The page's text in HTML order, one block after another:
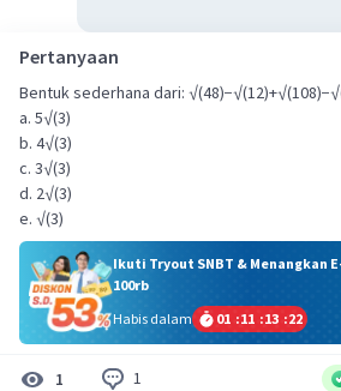
Pertanyaan
Bentuk sederhana dari:
a. 5√(3)
b. 4√(3)
c. 3√(3)
d. 2√(3)
e. √(3)
Ikuti Tryout SNBT & Menangkan
100rb
Habis dalam
01 :11 :13 :22
1 1